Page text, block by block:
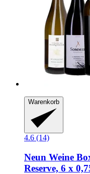
Warenkorb
4.6 (14)
Neun Weine
Reserve, 6 x